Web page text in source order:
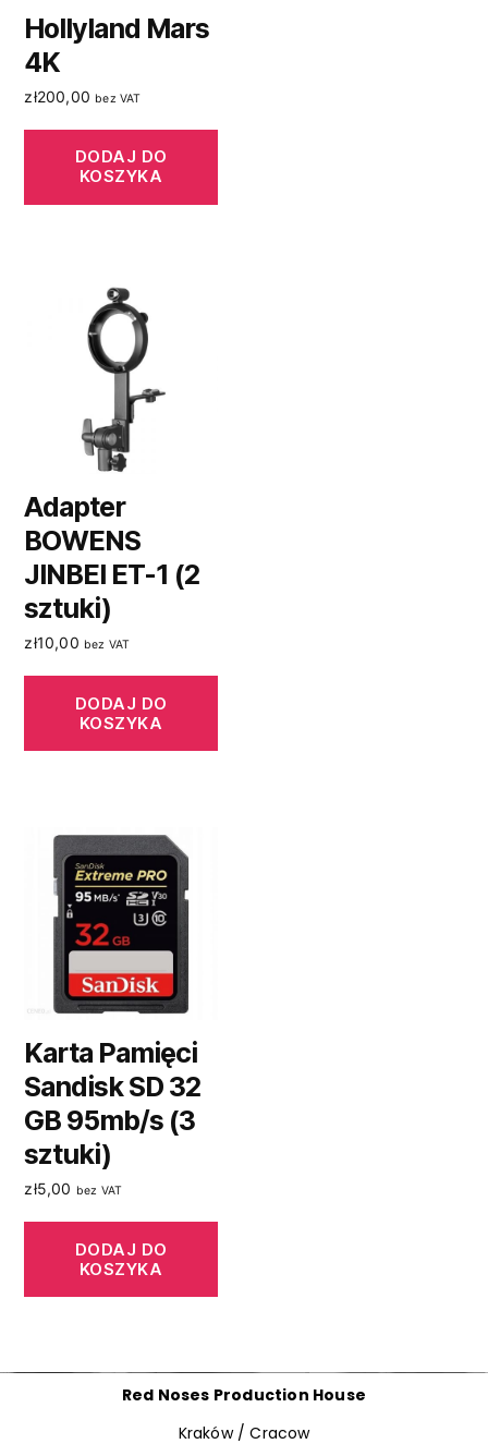
Hollyland Mars
4K
zł200,00 bez VAT
DODAJ DO
KOSZYKA
Adapter
BOWENS
JINBEI ET-1 (2
sztuki)
zł10,00 bez VAT
DODAJ DO
KOSZYKA
Karta Pamięci
Sandisk SD 32
GB 95mb/s (3
sztuki)
zł5,00 bez VAT
DODAJ DO
KOSZYKA
Red Noses Production House
Kraków / Cracow